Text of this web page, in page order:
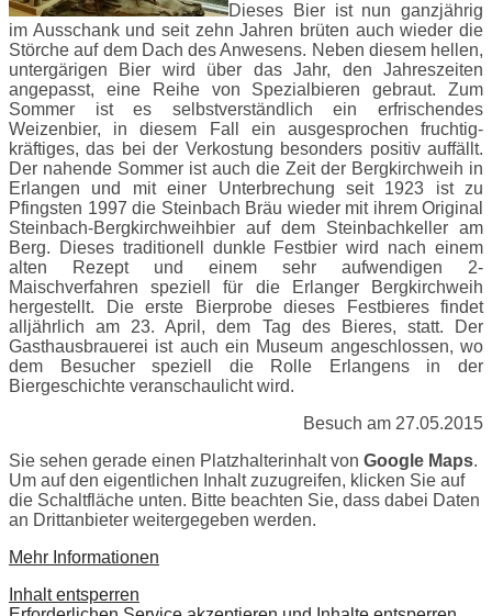
Dieses Bier ist nun ganzjährig
im Ausschank und seit zehn Jahren brüten auch wieder die
Störche auf dem Dach des Anwesens. Neben diesem hellen,
untergärigen Bier wird über das Jahr, den Jahreszeiten
angepasst, eine Reihe von Spezialbieren gebraut. Zum
Sommer ist es selbstverständlich ein erfrischendes
Weizenbier, in diesem Fall ein ausgesprochen fruchtig-
kräftiges, das bei der Verkostung besonders positiv auffällt.
Der nahende Sommer ist auch die Zeit der Bergkirchweih in
Erlangen und mit einer Unterbrechung seit 1923 ist zu
Pfingsten 1997 die Steinbach Bräu wieder mit ihrem Original
Steinbach-Bergkirchweihbier auf dem Steinbachkeller am
Berg. Dieses traditionell dunkle Festbier wird nach einem
alten Rezept und einem sehr aufwendigen 2-
Maischverfahren speziell für die Erlanger Bergkirchweih
hergestellt. Die erste Bierprobe dieses Festbieres findet
alljährlich am 23. April, dem Tag des Bieres, statt. Der
Gasthausbrauerei ist auch ein Museum angeschlossen, wo
dem Besucher speziell die Rolle Erlangens in der
Biergeschichte veranschaulicht wird.
Besuch am 27.05.2015
Sie sehen gerade einen Platzhalterinhalt von Google Maps.
Um auf den eigentlichen Inhalt zuzugreifen, klicken Sie auf
die Schaltfläche unten. Bitte beachten Sie, dass dabei Daten
an Drittanbieter weitergegeben werden.
Mehr Informationen
Inhalt entsperren